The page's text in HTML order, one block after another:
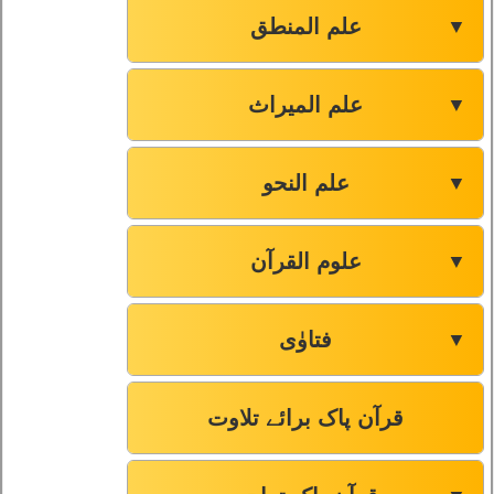
73 سورۃ المزمل
74 سورۃ المدثر
75 سورۃ القیامہ
77 سورۃ المرسلات
علم المنطق ▼
علم المیراث ▼
علم النحو ▼
علوم القرآن ▼
فتاوٰی ▼
قرآن پاک برائے تلاوت